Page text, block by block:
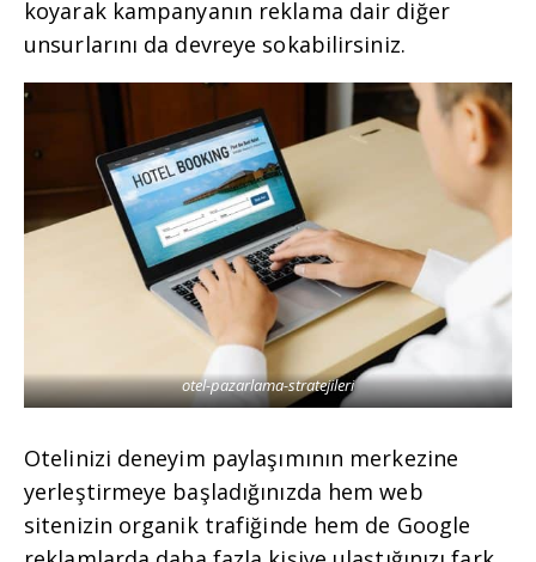
koyarak kampanyanın reklama dair diğer
unsurlarını da devreye sokabilirsiniz.
otel-pazarlama-stratejileri
Otelinizi deneyim paylaşımının merkezine
yerleştirmeye başladığınızda hem web
sitenizin organik trafiğinde hem de Google